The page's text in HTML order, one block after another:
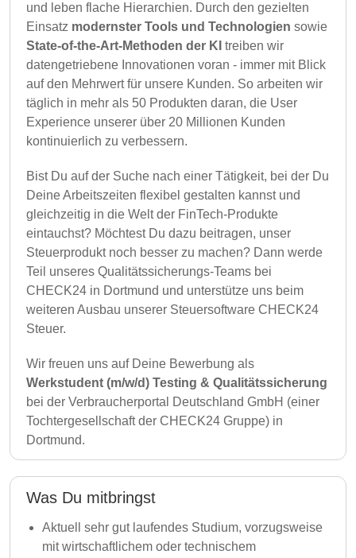
und leben flache Hierarchien. Durch den gezielten
Einsatz modernster Tools und Technologien sowie
State-of-the-Art-Methoden der KI treiben wir
datengetriebene Innovationen voran - immer mit Blick
auf den Mehrwert für unsere Kunden. So arbeiten wir
täglich in mehr als 50 Produkten daran, die User
Experience unserer über 20 Millionen Kunden
kontinuierlich zu verbessern.
Bist Du auf der Suche nach einer Tätigkeit, bei der Du
Deine Arbeitszeiten flexibel gestalten kannst und
gleichzeitig in die Welt der FinTech-Produkte
eintauchst? Möchtest Du dazu beitragen, unser
Steuerprodukt noch besser zu machen? Dann werde
Teil unseres Qualitätssicherungs-Teams bei
CHECK24 in Dortmund und unterstütze uns beim
weiteren Ausbau unserer Steuersoftware CHECK24
Steuer.
Wir freuen uns auf Deine Bewerbung als
Werkstudent (m/w/d) Testing & Qualitätssicherung
bei der Verbraucherportal Deutschland GmbH (einer
Tochtergesellschaft der CHECK24 Gruppe) in
Dortmund.
Was Du mitbringst
Aktuell sehr gut laufendes Studium, vorzugsweise
mit wirtschaftlichem oder technischem